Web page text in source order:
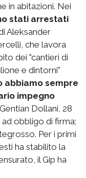
in abitazioni. Nei
stati arrestati
Aleksander
che lavora
dei "cantieri di
e dintorni"
abbiamo sempre
impegno
Dollani, 28
obbligo di firma;
Per i primi
ha stabilito la
il Gip ha